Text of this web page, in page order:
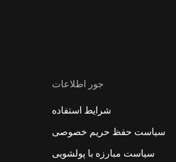
جور اطلاعات
شرایط استفاده
سیاست حفظ حریم خصوصی
سیاست مبارزه با پولشویی